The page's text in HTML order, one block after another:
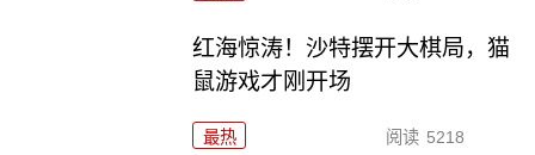
红海惊涛！沙特摆开大棋局，猫
鼠游戏才刚开场
最热 阅读 5218